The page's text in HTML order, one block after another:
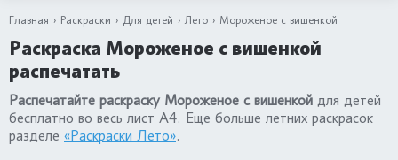
Главная Раскраски Для детей Лето Мороженое с вишенкой
Раскраска Мороженое с вишенкой
распечатать
Распечатайте раскраску Мороженое с вишенкой для детей
бесплатно во весь лист А4. Еще больше летних раскрасок
разделе «Раскраски Лето».